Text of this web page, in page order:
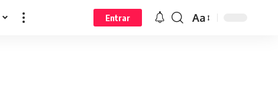
Entrar Aa